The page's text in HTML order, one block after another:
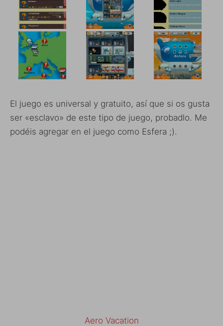
El juego es universal y gratuito, así que si os gusta
ser «esclavo» de este tipo de juego, probadlo. Me
podéis agregar en el juego como Esfera ;).
Aero Vacation